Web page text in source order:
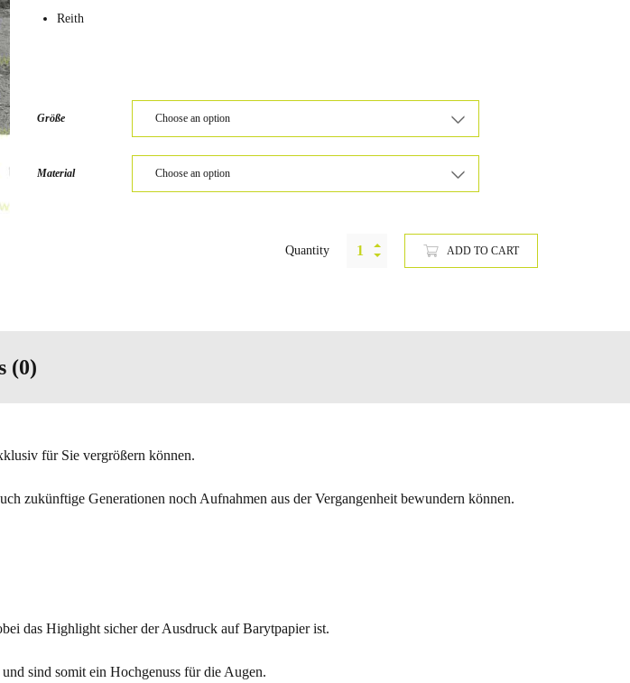
Reith
Größe
Material
Quantity ADD TO CART
(0)
für Sie vergrößern können.
zukünftige Generationen noch Aufnahmen aus der Vergangenheit bewundern können.
das Highlight sicher der Ausdruck auf Barytpapier ist.
sind somit ein Hochgenuss für die Augen.